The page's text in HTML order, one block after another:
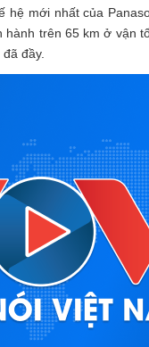
mới nhất của
trên 65 km ở vận
đầy.